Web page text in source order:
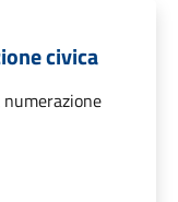
civica
numerazione